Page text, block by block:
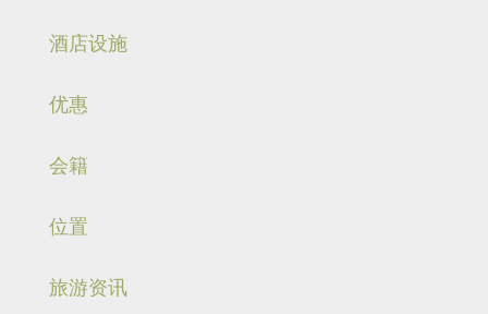
酒店设施
优惠
会籍
位置
旅游资讯